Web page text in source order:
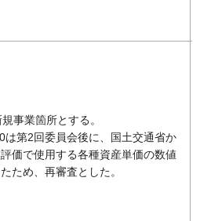
事業箇所とする。
は第2回委員会後に、国土交通省か
価で使用する各種資産単価の数値
ため、再審査とした。